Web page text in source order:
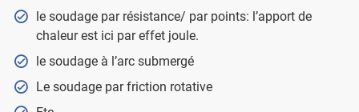
le soudage par résistance/ par points: l’apport de
chaleur est ici par effet joule.
le soudage à l’arc submergé
Le soudage par friction rotative